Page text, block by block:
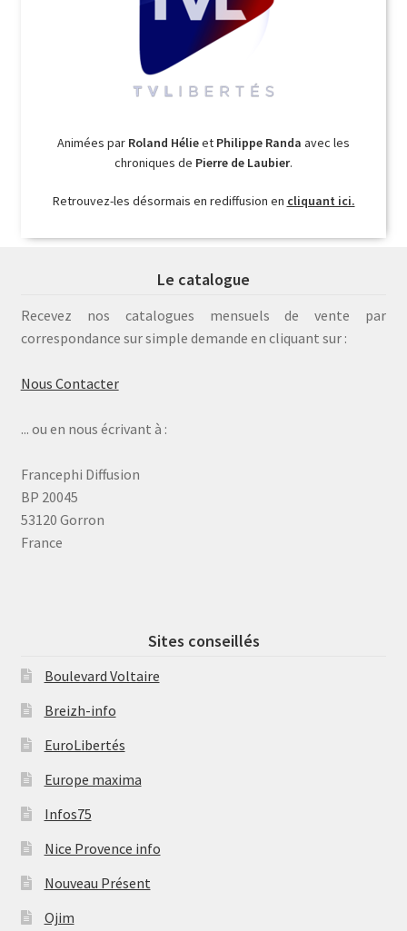
Animées par Roland Hélieet Philippe Randa avec les
chroniques de Pierre de Laubier.
Retrouvez-les désormais en rediffusion en cliquant ici.
Le catalogue
Recevez nos catalogues mensuels de vente par
correspondance sur simple demande en cliquant sur :
Nous Contacter
... ou en nous écrivant à :
Francephi Diffusion
BP 20045
53120 Gorron
France
Sites conseillés
Boulevard Voltaire
Breizh-info
EuroLibertés
Europe maxima
Infos75
Nice Provence info
Nouveau Présent
Ojim